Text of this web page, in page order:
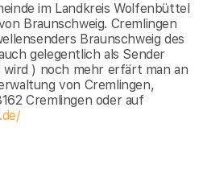
im Landkreis Wolfenbüttel
Braunschweig. Cremlingen
Braunschweig des
gelegentlich als Sender
wird ) noch mehr erfärt man an
von Cremlingen,
Cremlingen oder auf